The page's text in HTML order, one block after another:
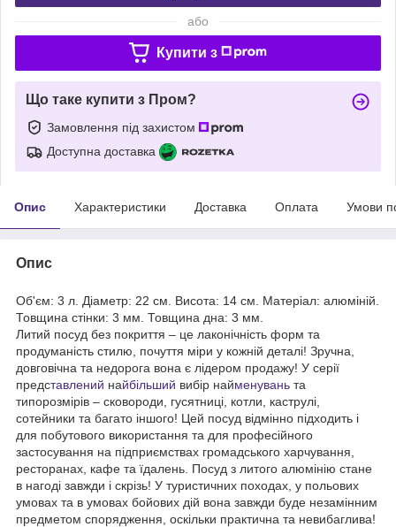
або
Купити з
Що таке купити з Пром?
Замовлення під захистом
Доступна доставка
Опис Характеристики Доставка Оплата Умови
Опис
Об'єм: 3 л. Діаметр: 22 см. Висота: 14 см. Матеріал: алюміній.
Товщина стінки: 3 мм. Товщина дна: 3 мм.
Литий посуд без покриття – це лаконічність форм та
продуманість стилю, почуття міри у кожній деталі! Зручна,
довговічна та недорога вона є лідером продажу! У серії
представлений найбільший вибір найменувань та
типорозмірів – сковороди, гусятниці, котли, каструлі,
сотейники та багато іншого! Цей посуд відмінно підходить і
для побутового використання та для професійного
застосування на підприємствах громадського харчування,
ресторанах, кафе та їдалень. Посуд з литого алюмінію стане
в нагоді завжди і скрізь! У туристичних походах, у польових
умовах та в умовах бойових дій вона завжди буде незамінним
предметом спорядження, оскільки практична та невибаглива!